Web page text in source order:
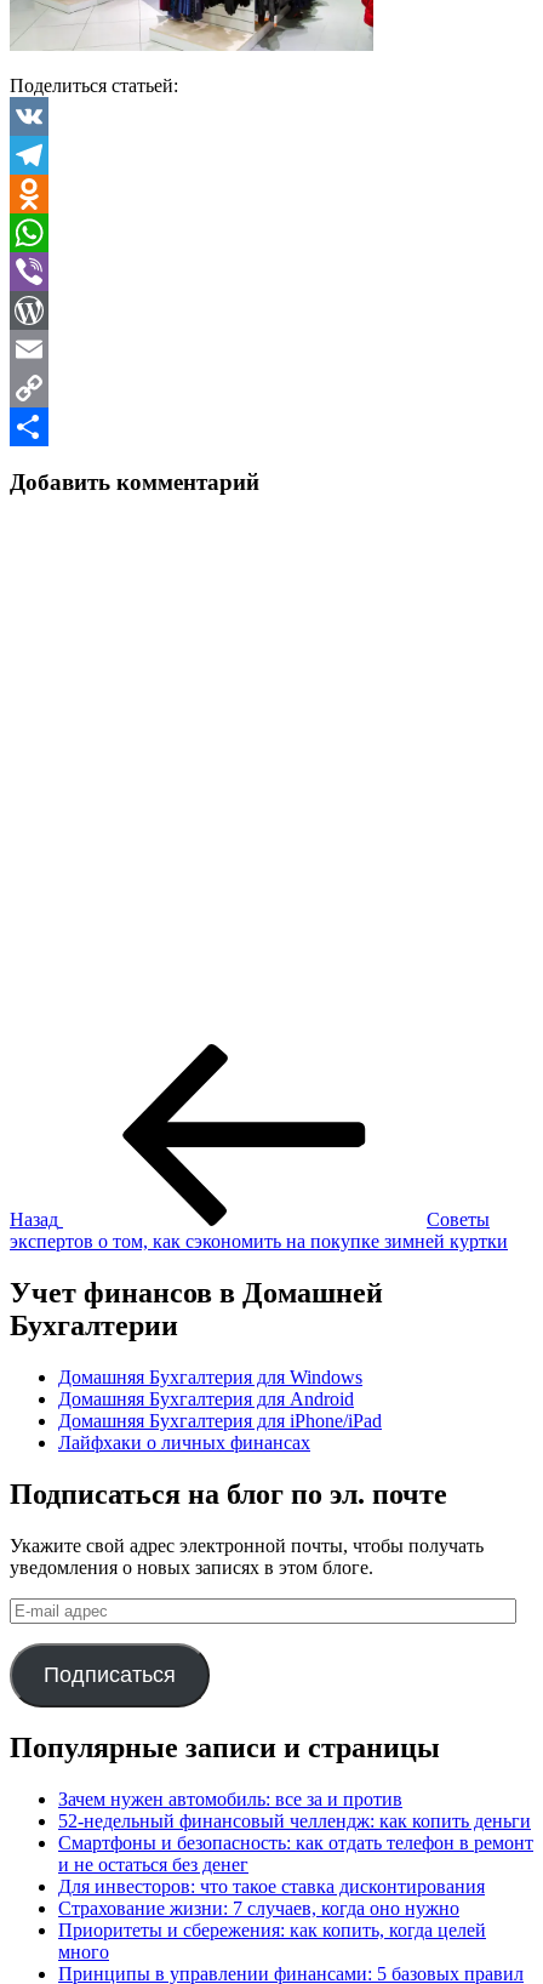
Поделиться статьей:
VK
Telegram
Odnoklassniki
WhatsApp
Viber
WordPress
Email
Copy
Добавить комментарий
Назад
Советы
экспертов о том, как сэкономить на покупке зимней куртки
Учет финансов в Домашней
Бухгалтерии
Домашняя Бухгалтерия для Windows
Домашняя Бухгалтерия для Android
Домашняя Бухгалтерия для iPhone/iPad
Лайфхаки о личных финансах
Подписаться на блог по эл. почте
Укажите свой адрес электронной почты, чтобы получать
уведомления о новых записях в этом блоге.
E-
mail
адрес
Подписаться
Популярные записи и страницы
Зачем нужен автомобиль: все за и против
52-недельный финансовый челлендж: как копить деньги
Смартфоны и безопасность: как отдать телефон в ремонт
и не остаться без денег
Для инвесторов: что такое ставка дисконтирования
Страхование жизни: 7 случаев, когда оно нужно
Приоритеты и сбережения: как копить, когда целей
много
Принципы в управлении финансами: 5 базовых правил